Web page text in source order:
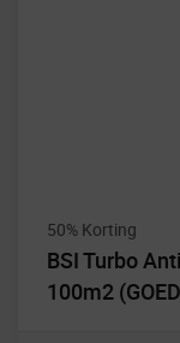
50% Korting
BSI Turbo
100m2